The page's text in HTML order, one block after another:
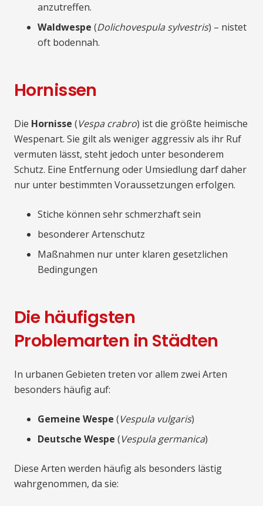
anzutreffen.
Waldwespe (Dolichovespula sylvestris) – nistet
oft bodennah.
Hornissen
Die Hornisse (Vespa crabro) ist die größte heimische
Wespenart. Sie gilt als weniger aggressiv als ihr Ruf
vermuten lässt, steht jedoch unter besonderem
Schutz. Eine Entfernung oder Umsiedlung darf daher
nur unter bestimmten Voraussetzungen erfolgen.
Stiche können sehr schmerzhaft sein
besonderer Artenschutz
Maßnahmen nur unter klaren gesetzlichen
Bedingungen
Die häufigsten
Problemarten in Städten
In urbanen Gebieten treten vor allem zwei Arten
besonders häufig auf:
Gemeine Wespe (Vespula vulgaris)
Deutsche Wespe (Vespula germanica)
Diese Arten werden häufig als besonders lästig
wahrgenommen, da sie: